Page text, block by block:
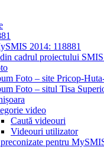
2014: 118881
cadrul proiectului SMIS
Foto – site Pricop-
Foto – situl Tisa
video
Caută videouri
Videouri utilizator
pentru